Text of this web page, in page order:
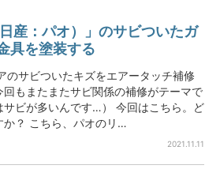
産：パオ）」のサビついたガ
具を塗装する
のサビついたキズをエアータッチ補修
もまたまたサビ関係の補修がテーマで
サビが多いんです…） 今回はこちら。ど
か？ こちら、パオのリ…
2021.11.11